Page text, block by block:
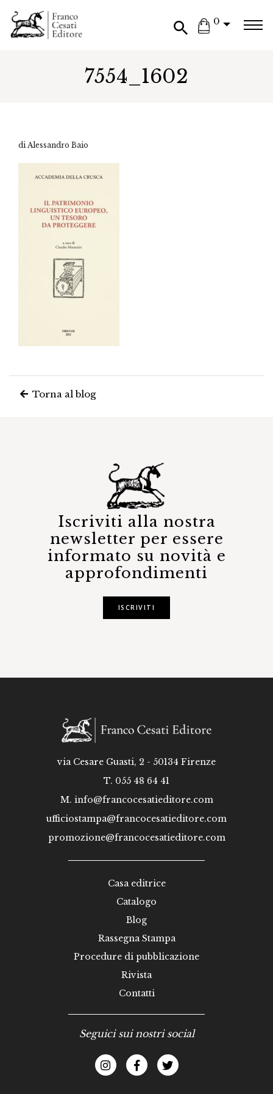
0
7554_1602
di Alessandro Baio
Torna al blog
Iscriviti alla nostra
newsletter per essere
informato su novità e
approfondimenti
ISCRIVITI
via Cesare Guasti, 2 - 50134 Firenze
T. 055 48 64 41
M. info@francocesatieditore.com
ufficiostampa@francocesatieditore.com
promozione@francocesatieditore.com
Casa editrice
Catalogo
Blog
Rassegna Stampa
Procedure di pubblicazione
Rivista
Contatti
Seguici sui nostri social